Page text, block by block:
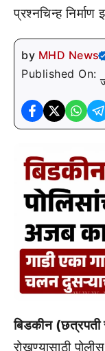
प्रश्नचिन्ह
by MHD News
Published On:
बिडकीन (छत्रपती
रोखण्यासाठी